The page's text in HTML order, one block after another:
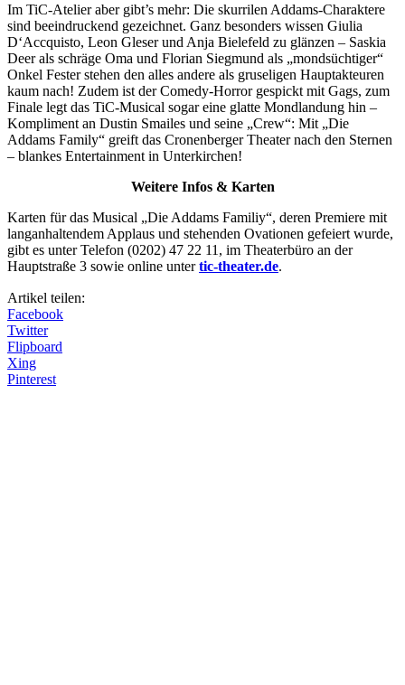
Im TiC-Atelier aber gibt’s mehr: Die skurrilen Addams-Charaktere
sind beeindruckend gezeichnet. Ganz besonders wissen Giulia
D‘Accquisto, Leon Gleser und Anja Bielefeld zu glänzen – Saskia
Deer als schräge Oma und Florian Siegmund als „mondsüchtiger“
Onkel Fester stehen den alles andere als gruseligen Hauptakteuren
kaum nach! Zudem ist der Comedy-Horror gespickt mit Gags, zum
Finale legt das TiC-Musical sogar eine glatte Mondlandung hin –
Kompliment an Dustin Smailes und seine „Crew“: Mit „Die
Addams Family“ greift das Cronenberger Theater nach den Sternen
– blankes Entertainment in Unterkirchen!
Weitere Infos & Karten
Karten für das Musical „Die Addams Familiy“, deren Premiere mit
langanhaltendem Applaus und stehenden Ovationen gefeiert wurde,
gibt es unter Telefon (0202) 47 22 11, im Theaterbüro an der
Hauptstraße 3 sowie online untertic-theater.de.
Artikel teilen:
Facebook
Twitter
Flipboard
Xing
Pinterest